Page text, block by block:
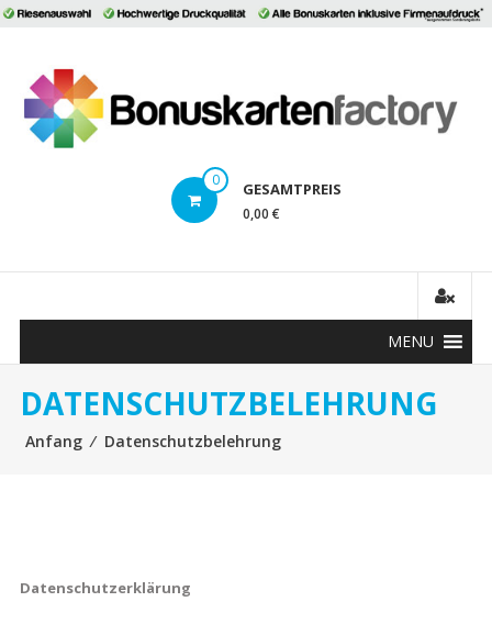
Inhalt
0 GESAMTPREIS
0,00 €
MENU
DATENSCHUTZBELEHRUNG
Anfang ⁄ Datenschutzbelehrung
Datenschutzerklärung